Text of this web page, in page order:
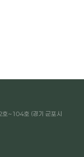
~104호 (경기 군포시